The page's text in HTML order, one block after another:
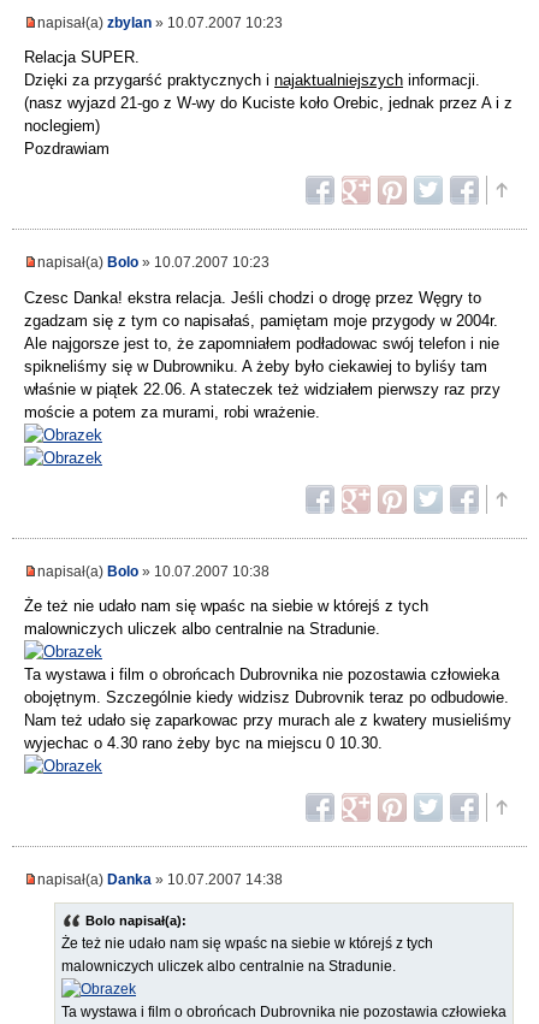
napisał(a) zbylan » 10.07.2007 10:23
Relacja SUPER.
Dzięki za przygarść praktycznych i najaktualniejszych informacji.
(nasz wyjazd 21-go z W-wy do Kuciste koło Orebic, jednak przez A i z
noclegiem)
Pozdrawiam
napisał(a) Bolo » 10.07.2007 10:23
Czesc Danka! ekstra relacja. Jeśli chodzi o drogę przez Węgry to
zgadzam się z tym co napisałaś, pamiętam moje przygody w 2004r.
Ale najgorsze jest to, że zapomniałem podładowac swój telefon i nie
spikneliśmy się w Dubrowniku. A żeby było ciekawiej to byliśy tam
właśnie w piątek 22.06. A stateczek też widziałem pierwszy raz przy
moście a potem za murami, robi wrażenie.
napisał(a) Bolo » 10.07.2007 10:38
Że też nie udało nam się wpaśc na siebie w którejś z tych
malowniczych uliczek albo centralnie na Stradunie.
Ta wystawa i film o obrońcach Dubrovnika nie pozostawia człowieka
obojętnym. Szczególnie kiedy widzisz Dubrovnik teraz po odbudowie.
Nam też udało się zaparkowac przy murach ale z kwatery musieliśmy
wyjechac o 4.30 rano żeby byc na miejscu 0 10.30.
napisał(a) Danka » 10.07.2007 14:38
Bolo napisał(a):
Że też nie udało nam się wpaśc na siebie w którejś z tych
malowniczych uliczek albo centralnie na Stradunie.
Ta wystawa i film o obrońcach Dubrovnika nie pozostawia człowieka